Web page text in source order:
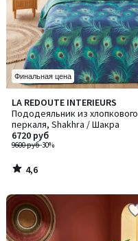
Финальная цена
LA REDOUTE INTERIEURS
Пододеяльник из хлопкового
перкаля, Shakhra / Шакра
9600 руб-30%
6720 руб
4,6
/ 5
4,6
/